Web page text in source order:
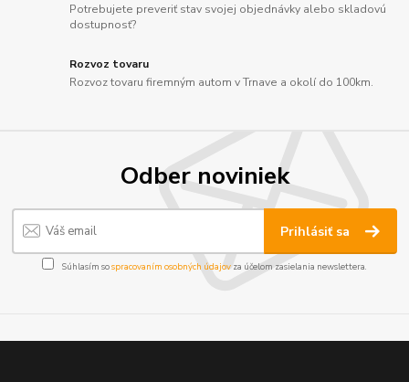
Potrebujete preveriť stav svojej objednávky alebo skladovú
dostupnosť?
Rozvoz tovaru
Rozvoz tovaru firemným autom v Trnave a okolí do 100km.
Odber noviniek
Prihlásiť sa
Súhlasím sospracovaním osobných údajov za účelom zasielania newslettera.